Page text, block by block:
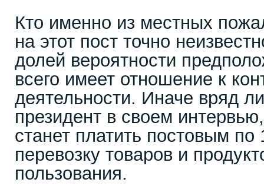
Кто именно из местных
на этот пост точно
долей вероятности
всего имеет отношение к
деятельности. Иначе вряд
президент в своем
станет платить постовым
перевозку товаров и
пользования.